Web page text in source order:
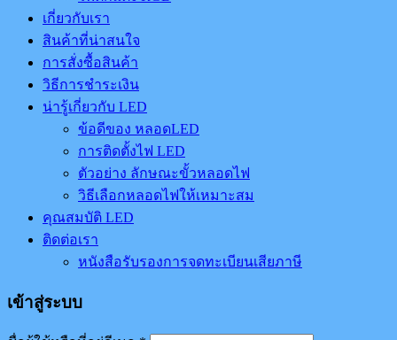
เกี่ยวกับเรา
สินค้าที่น่าสนใจ
การสั่งซื้อสินค้า
วิธีการชำระเงิน
น่ารู้เกี่ยวกับ LED
ข้อดีของ หลอดLED
การติดตั้งไฟ LED
ตัวอย่าง ลักษณะขั้วหลอดไฟ
วิธีเลือกหลอดไฟให้เหมาะสม
คุณสมบัติ LED
ติดต่อเรา
หนังสือรับรองการจดทะเบียนเสียภาษี
เข้าสู่ระบบ